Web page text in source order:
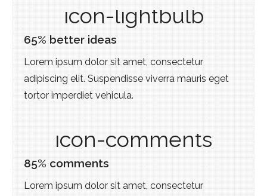
icon-lightbulb
65% better ideas
Lorem ipsum dolor sit amet, consectetur
adipiscing elit. Suspendisse viverra mauris eget
tortor imperdiet vehicula.
icon-comments
85% comments
Lorem ipsum dolor sit amet, consectetur